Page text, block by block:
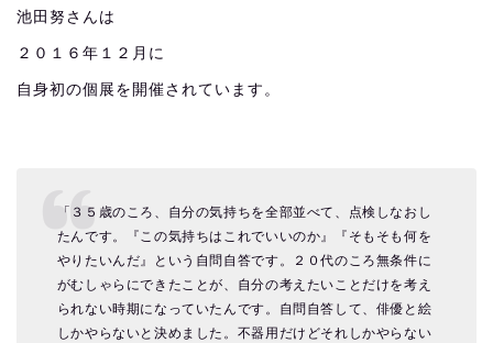
池田努さんは
２０１６年１２月に
自身初の個展を開催されています。
「３５歳のころ、自分の気持ちを全部並べて、点検しなおし
たんです。『この気持ちはこれでいいのか』『そもそも何を
やりたいんだ』という自問自答です。２０代のころ無条件に
がむしゃらにできたことが、自分の考えたいことだけを考え
られない時期になっていたんです。自問自答して、俳優と絵
しかやらないと決めました。不器用だけどそれしかやらない